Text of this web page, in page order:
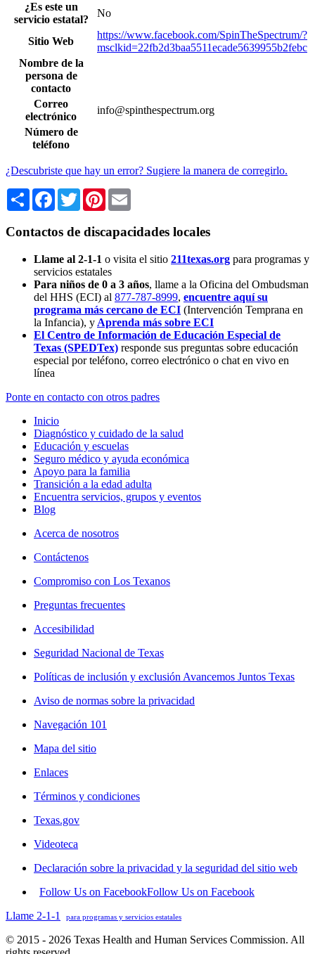
¿Es este un
servicio estatal?
No
Sitio Web
https://www.facebook.com/SpinTheSpectrum/?
msclkid=22fb2d3baa5511ecade5639955b2febc
Nombre de la
persona de
contacto
Correo
electrónico
info@spinthespectrum.org
Número de
teléfono
¿Descubriste que hay un error? Sugiere la manera de corregirlo.
Share Facebook
TwitterPinterest
Contactos de discapacidades locales
Llame al 2-1-1 o visita el sitio 211texas.org para programas y
servicios estatales
Para niños de 0 a 3 años, llame a la Oficina del Ombudsman
del HHS (ECI) al 877-787-8999, encuentre aquí su
programa más cercano de ECI (Intervención Temprana en
la Infancia), y Aprenda más sobre ECI
El Centro de Información de Educación Especial de
Texas (SPEDTex) responde sus preguntas sobre educación
especial por teléfono, correo electrónico o chat en vivo en
línea
Ponte en contacto con otros padres
Inicio
Diagnóstico y cuidado de la salud
Educación y escuelas
Seguro médico y ayuda económica
Apoyo para la familia
Transición a la edad adulta
Encuentra servicios, grupos y eventos
Blog
Acerca de nosotros
Contáctenos
Compromiso con Los Texanos
Preguntas frecuentes
Accesibilidad
Seguridad Nacional de Texas
Políticas de inclusión y exclusión Avancemos Juntos Texas
Aviso de normas sobre la privacidad
Navegación 101
Mapa del sitio
Enlaces
Términos y condiciones
Texas.gov
Videoteca
Declaración sobre la privacidad y la seguridad del sitio web
Follow Us on FacebookFollow Us on Facebook
Llame 2-1-1
para programas y servicios estatales
© 2015 - 2026 Texas Health and Human Services Commission. All